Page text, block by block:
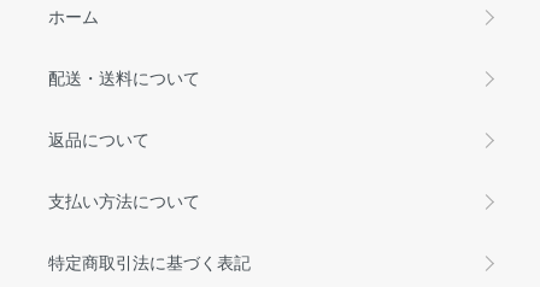
ホーム
配送・送料について
返品について
支払い方法について
特定商取引法に基づく表記